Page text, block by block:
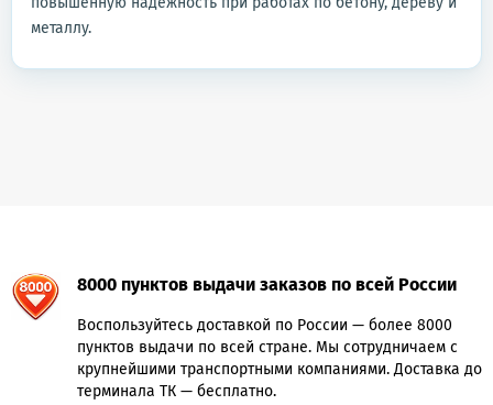
металлу.
8000 пунктов выдачи заказов по всей России
Воспользуйтесь доставкой по России — более 8000
пунктов выдачи по всей стране. Мы сотрудничаем с
крупнейшими транспортными компаниями. Доставка до
терминала ТК — бесплатно.